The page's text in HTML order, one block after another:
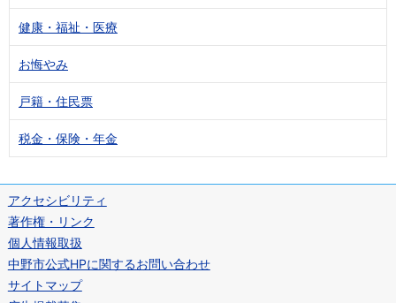
健康・福祉・医療
お悔やみ
戸籍・住民票
税金・保険・年金
アクセシビリティ
著作権・リンク
個人情報取扱
中野市公式HPに関するお問い合わせ
サイトマップ